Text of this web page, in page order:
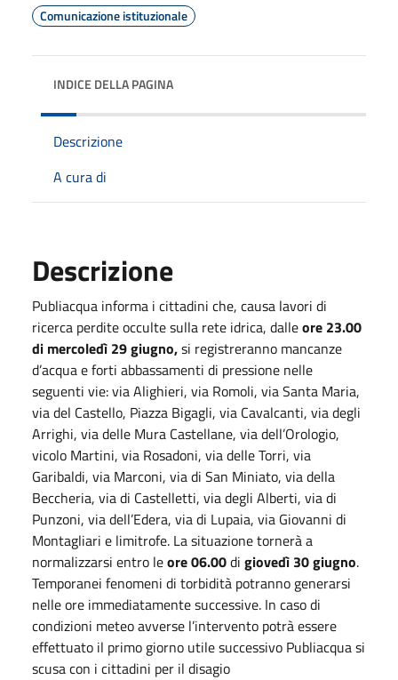
Comunicazione istituzionale
INDICE DELLA PAGINA
Descrizione
A cura di
Descrizione
Publiacqua informa i cittadini che, causa lavori di
ricerca perdite occulte sulla rete idrica, dalleore 23.00
di mercoledì 29 giugno,si registreranno mancanze
d’acqua e forti abbassamenti di pressione nelle
seguenti vie: via Alighieri, via Romoli, via Santa Maria,
via del Castello, Piazza Bigagli, via Cavalcanti, via degli
Arrighi, via delle Mura Castellane, via dell’Orologio,
vicolo Martini, via Rosadoni, via delle Torri, via
Garibaldi, via Marconi, via di San Miniato, via della
Beccheria, via di Castelletti, via degli Alberti, via di
Punzoni, via dell’Edera, via di Lupaia, via Giovanni di
Montagliari e limitrofe. La situazione tornerà a
normalizzarsi entro leore 06.00di giovedì 30 giugno.
Temporanei fenomeni di torbidità potranno generarsi
nelle ore immediatamente successive. In caso di
condizioni meteo avverse l’intervento potrà essere
effettuato il primo giorno utile successivo Publiacqua si
scusa con i cittadini per il disagio